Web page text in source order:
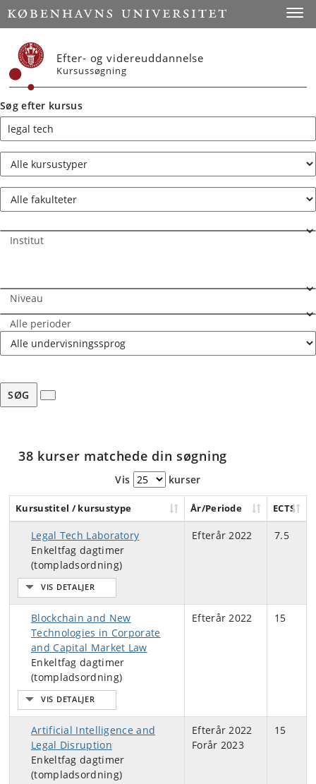
Start
Efter- og videreuddannelse
Kursussøgning
Søg efter kursus
Institut
Niveau
Alle perioder
SØG
38 kurser matchede din søgning
Vis kurser
Kursustitel / kursustype År/Periode ECTS
Legal Tech Laboratory
Enkeltfag dagtimer
(tompladsordning)
Efterår 2022 7.5
Blockchain and New
Technologies in Corporate
and Capital Market Law
Enkeltfag dagtimer
(tompladsordning)
Efterår 2022 15
Artificial Intelligence and
Legal Disruption
Enkeltfag dagtimer
(tompladsordning)
Efterår 2022
Forår 2023
15